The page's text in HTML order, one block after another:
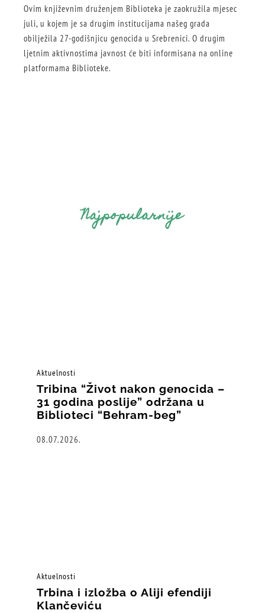
Ovim književnim druženjem Biblioteka je zaokružila mjesec
juli, u kojem je sa drugim institucijama našeg grada
obilježila 27-godišnjicu genocida u Srebrenici. O drugim
ljetnim aktivnostima javnost će biti informisana na online
platformama Biblioteke.
Najpopularnije
Aktuelnosti
Tribina “Život nakon genocida –
31 godina poslije” održana u
Biblioteci “Behram-beg”
08.07.2026.
Aktuelnosti
Trbina i izložba o Aliji efendiji
Klančeviću